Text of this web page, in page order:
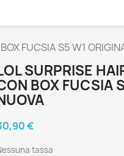
FUCSIA S5 W1
SURPRISE
BOX FUCSIA
€
tassa